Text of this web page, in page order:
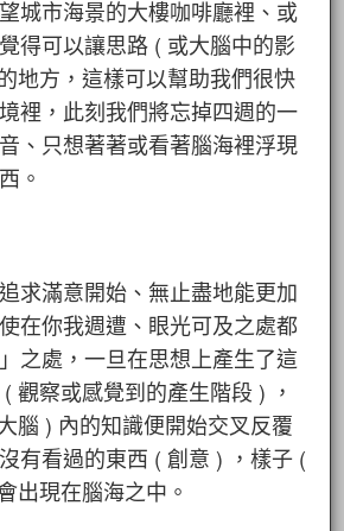
城市海景的大樓咖啡廳裡、或
得可以讓思路 ( 或大腦中的影
地方，這樣可以幫助我們很快
裡，此刻我們將忘掉四週的一
、只想著著或看著腦海裡浮現
。
求滿意開始、無止盡地能更加
在你我週遭、眼光可及之處都
之處，一旦在思想上產生了這
觀察或感覺到的產生階段 ) ，
腦 ) 內的知識便開始交叉反覆
有看過的東西 ( 創意 ) ，樣子 (
出現在腦海之中。